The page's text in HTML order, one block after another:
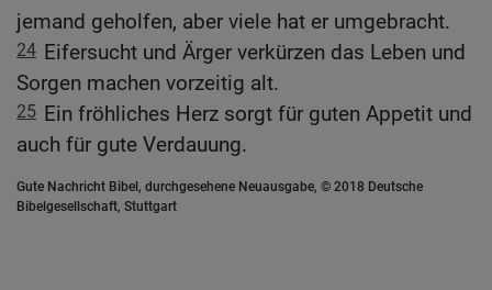
jemand geholfen, aber viele hat er umgebracht.
24 Eifersucht und Ärger verkürzen das Leben und
Sorgen machen vorzeitig alt.
25 Ein fröhliches Herz sorgt für guten Appetit und
auch für gute Verdauung.
Gute Nachricht Bibel, durchgesehene Neuausgabe, © 2018 Deutsche
Bibelgesellschaft, Stuttgart